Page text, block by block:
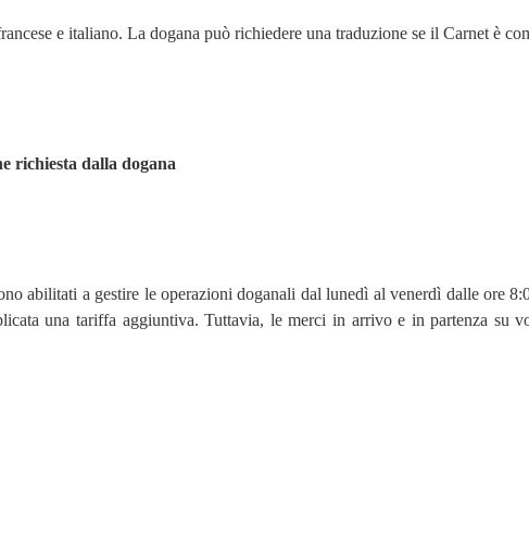
e italiano. La dogana può richiedere una traduzione se il Carnet è
richiesta dalla dogana
abilitati a gestire le operazioni doganali dal lunedì al venerdì dalle ore
una tariffa aggiuntiva. Tuttavia, le merci in arrivo e in partenza su